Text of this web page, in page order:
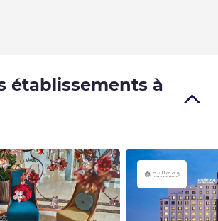
établissements à